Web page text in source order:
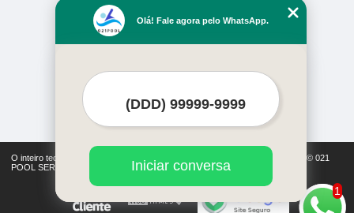
Missão
Serviços
Mais Serviços
O inteiro teor deste site está sujeito à proteção de direitos autorais. Copyright© 021
POOL SERVICOS DE PISCINAS LTDA (Lei 9610 de 19/02/1998)
1
Olá! Fale agora pelo WhatsApp.
Iniciar conversa